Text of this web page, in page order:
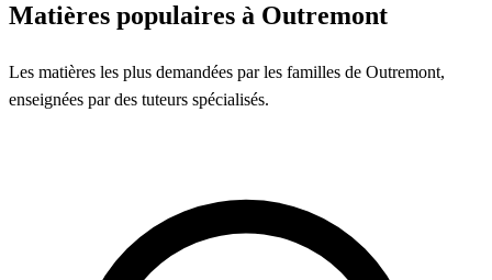
Matières populaires à Outremont
Les matières les plus demandées par les familles de Outremont,
enseignées par des tuteurs spécialisés.